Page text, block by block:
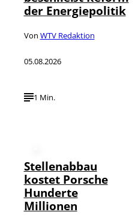
der Energiepolitik
Von WTV Redaktion
05.08.2026
1 Min.
Stellenabbau
kostet Porsche
Hunderte
Millionen